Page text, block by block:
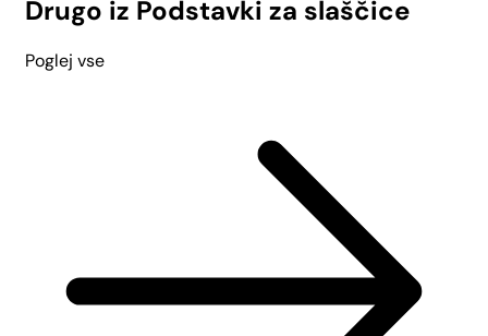
Drugo iz Podstavki za slaščice
Poglej vse